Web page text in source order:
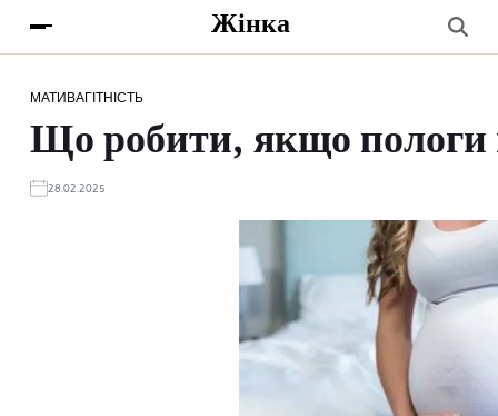
Жінка
МАТИ ВАГІТНІСТЬ
Що робити, якщо пологи
28.02.2025